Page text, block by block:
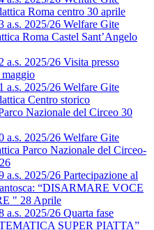
Roma centro 30 aprile
a.s. 2025/26 Welfare Gite
Roma Castel Sant’Angelo
a.s. 2025/26 Visita presso
maggio
a.s. 2025/26 Welfare Gite
Centro storico
Nazionale del Circeo 30
a.s. 2025/26 Welfare Gite
Parco Nazionale del Circeo-
a.s. 2025/26 Partecipazione al
“DISARMARE VOCE
" 28 Aprile
a.s. 2025/26 Quarta fase
SUPER PIATTA”